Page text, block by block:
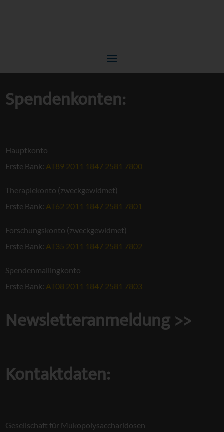
Spendenkonten:
Hauptkonto
Erste Bank: AT89 2011 1847 2581 7800
Therapiekonto (zweckgewidmet)
Erste Bank: AT62 2011 1847 2581 7801
Forschungskonto (zweckgewidmet)
Erste Bank: AT35 2011 1847 2581 7802
Spendenmailingkonto
Erste Bank: AT08 2011 1847 2581 7803
Newsletteranmeldung >>
Kontaktdaten:
Gesellschaft für Mukopolysaccharidosen